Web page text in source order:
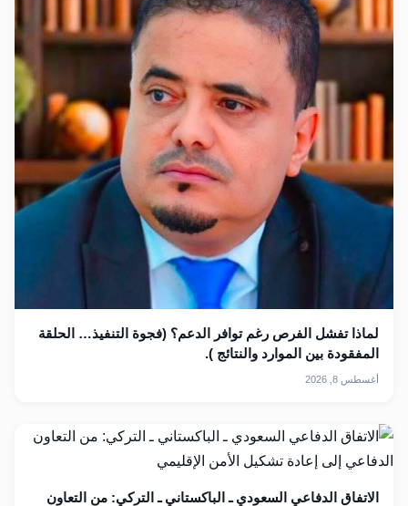
لماذا تفشل الفرص رغم توافر الدعم؟ (فجوة التنفيذ… الحلقة
المفقودة بين الموارد والنتائج ).
أغسطس 8, 2026
الاتفاق الدفاعي السعودي ـ الباكستاني ـ التركي: من التعاون